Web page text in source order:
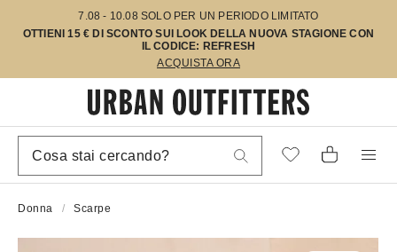
7.08 - 10.08 SOLO PER UN PERIODO LIMITATO
OTTIENI 15 € DI SCONTO SUI LOOK DELLA NUOVA STAGIONE CON
IL CODICE: REFRESH
ACQUISTA ORA
Donna Scarpe